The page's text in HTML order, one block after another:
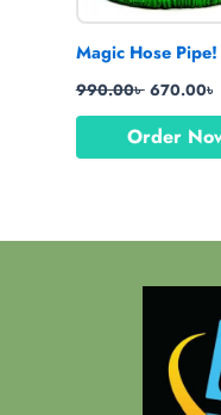
Magic Hose Pipe!
990.00৳ 670.00৳
Order